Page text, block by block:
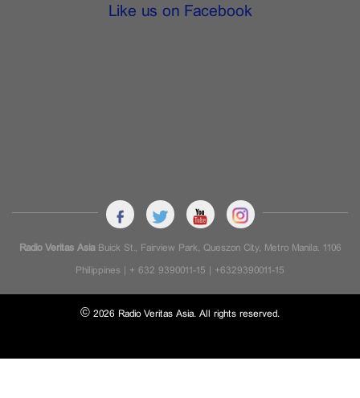
Like us on Facebook
Radio Veritas AsiaBuick St., Fairview Park, Queszon City, Metro Manila. 1106
Philippines | + 632 9390011-15 | +6329390011-15
© 2026 Radio Veritas Asia. All rights reserved.